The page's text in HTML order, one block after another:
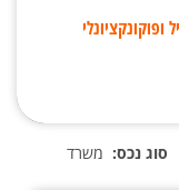
סוג נכס: משרד